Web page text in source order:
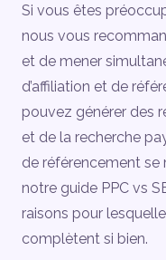
Si vous êtes
nous vous
et de mener
d’affiliation et de
pouvez générer des
et de la recherche
de référencement
notre guide PPC vs
raisons pour
complètent si bien.